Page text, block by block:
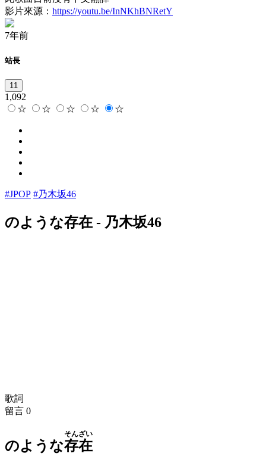
影片來源： https://youtu.be/InNKhBNRetY
7年前
站長
11
1,092
☆
☆ ☆ ☆ ☆
#JPOP #乃木坂46
のような存在 - 乃木坂46
歌詞
留言 0
のような存在
そんざい